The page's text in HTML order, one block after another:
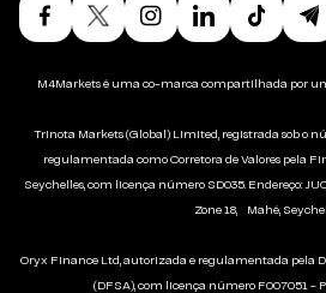
M4Markets é uma co-marca compartilhada por
Trinota Markets (Global) Limited, registrada sob o
regulamentada como Corretora de Valores pela
Seychelles, com licença número SD035. Endereço:
Zone 18, Mahé,
Oryx Finance Ltd, autorizada e regulamentada pela
(DFSA), com licença número F007051 -